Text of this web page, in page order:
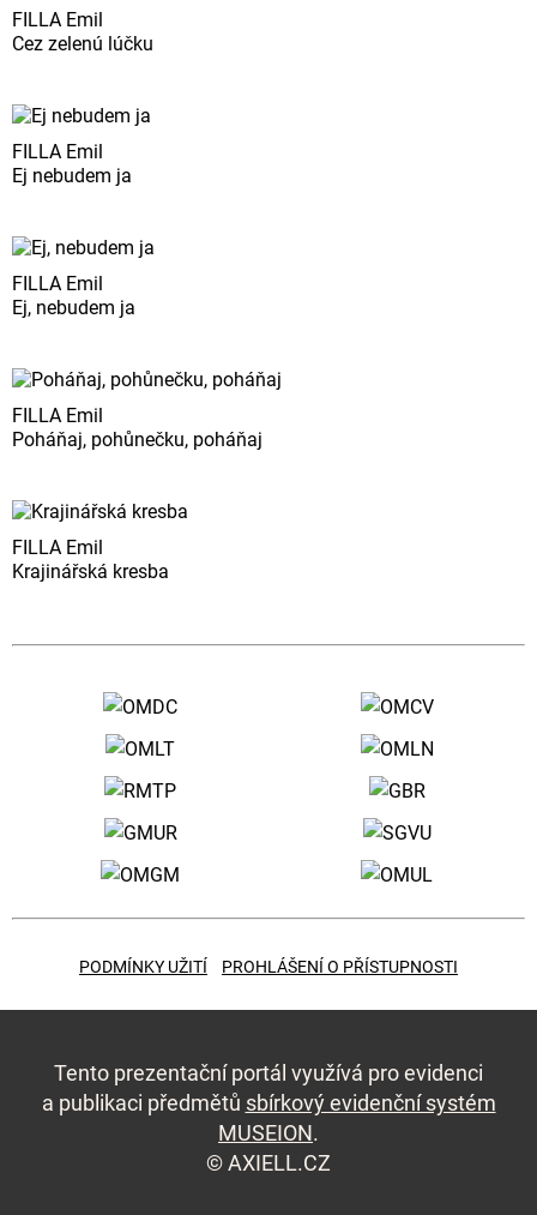
FILLA Emil
Cez zelenú lúčku
FILLA Emil
Ej nebudem ja
FILLA Emil
Ej, nebudem ja
FILLA Emil
Poháňaj, pohůnečku, poháňaj
FILLA Emil
Krajinářská kresba
PODMÍNKY UŽITÍ PROHLÁŠENÍ O PŘÍSTUPNOSTI
Tento prezentační portál využívá pro evidenci
a publikaci předmětů sbírkový evidenční systém
MUSEION.
©AXIELL.CZ